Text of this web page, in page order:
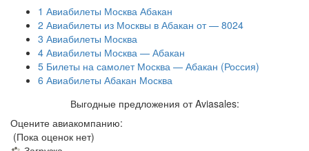
1 Авиабилеты Москва Абакан
2 Авиабилеты из Москвы в Абакан от — 8024
3 Авиабилеты Москва
4 Авиабилеты Москва — Абакан
5 Билеты на самолет Москва — Абакан (Россия)
6 Авиабилеты Абакан Москва
Выгодные предложения от Aviasales:
Оцените авиакомпанию:
(Пока оценок нет)